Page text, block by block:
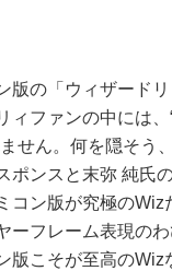
の「ウィザード
ファンの中には
せん。何を隠そう
ポンスと末弥 純氏
コン版が究極のWiz
ーフレーム表現の
版こそが至高のWiz